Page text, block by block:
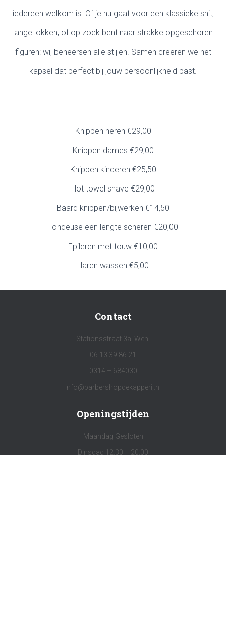
iedereen welkom is. Of je nu gaat voor een klassieke snit,
lange lokken, of op zoek bent naar strakke opgeschoren
figuren: wij beheersen alle stijlen. Samen creëren we het
kapsel dat perfect bij jouw persoonlijkheid past.
Knippen heren €29,00
Knippen dames €29,00
Knippen kinderen €25,50
Hot towel shave €29,00
Baard knippen/bijwerken €14,50
Tondeuse een lengte scheren €20,00
Epileren met touw €10,00
Haren wassen €5,00
Contact
Stationsstraat 3a, Wehl
06 13 39 86 21
0314 – 684030
info@barbershopdekapperij.nl
Openingstijden
Maandag Gesloten
Dinsdag 12:30 – 20:00